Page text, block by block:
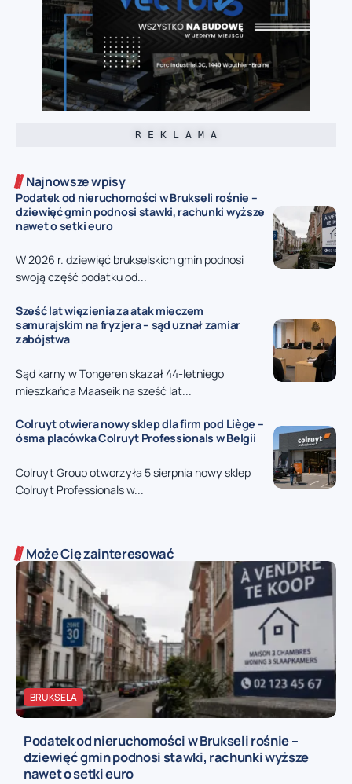
R E K L A M A
Najnowsze wpisy
Podatek od nieruchomości w Brukseli rośnie –
dziewięć gmin podnosi stawki, rachunki wyższe
nawet o setki euro
W 2026 r. dziewięć brukselskich gmin podnosi
swoją część podatku od...
Sześć lat więzienia za atak mieczem
samurajskim na fryzjera – sąd uznał zamiar
zabójstwa
Sąd karny w Tongeren skazał 44-letniego
mieszkańca Maaseik na sześć lat...
Colruyt otwiera nowy sklep dla firm pod Liège –
ósma placówka Colruyt Professionals w Belgii
Colruyt Group otworzyła 5 sierpnia nowy sklep
Colruyt Professionals w...
Może Cię zainteresować
BRUKSELA
Podatek od nieruchomości w Brukseli rośnie –
dziewięć gmin podnosi stawki, rachunki wyższe
nawet o setki euro